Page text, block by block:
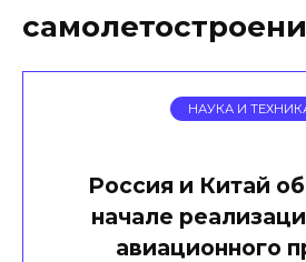
НАУКА И
Россия и Китай
начале
авиационного